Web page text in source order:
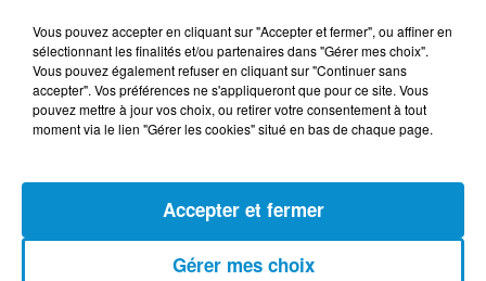
Les Zinformés - 23/07/26
22 juillet 2026
Les Zinformés - 22/07/26
Vous pouvez accepter en cliquant sur "Accepter et fermer", ou affiner en
sélectionnant les finalités et/ou partenaires dans "Gérer mes choix".
Vous pouvez également refuser en cliquant sur "Continuer sans
accepter". Vos préférences ne s'appliqueront que pour ce site. Vous
pouvez mettre à jour vos choix, ou retirer votre consentement à tout
moment via le lien "Gérer les cookies" situé en bas de chaque page.
Gérer mes choix
Accepter et fermer